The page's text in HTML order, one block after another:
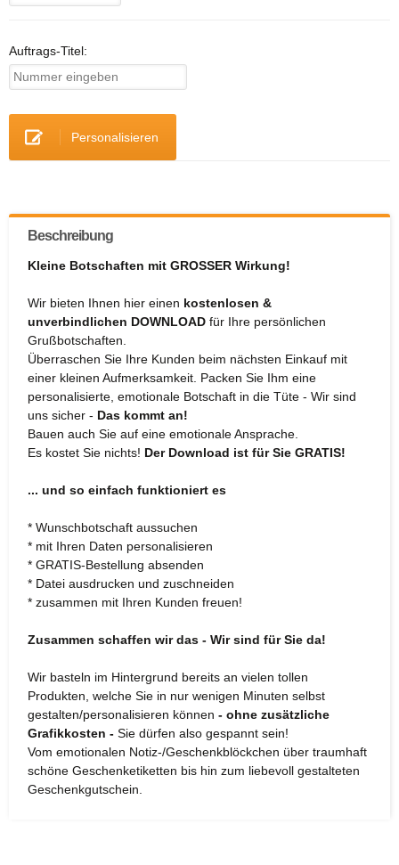
Auftrags-Titel:
Personalisieren
Beschreibung
Kleine Botschaften mit GROSSER Wirkung!
Wir bieten Ihnen hier einen kostenlosen &
unverbindlichen DOWNLOAD für Ihre persönlichen
Grußbotschaften.
Überraschen Sie Ihre Kunden beim nächsten Einkauf mit
einer kleinen Aufmerksamkeit. Packen Sie Ihm eine
personalisierte, emotionale Botschaft in die Tüte - Wir sind
uns sicher - Das kommt an!
Bauen auch Sie auf eine emotionale Ansprache.
Es kostet Sie nichts! Der Download ist für Sie GRATIS!
... und so einfach funktioniert es
* Wunschbotschaft aussuchen
* mit Ihren Daten personalisieren
* GRATIS-Bestellung absenden
* Datei ausdrucken und zuschneiden
* zusammen mit Ihren Kunden freuen!
Zusammen schaffen wir das - Wir sind für Sie da!
Wir basteln im Hintergrund bereits an vielen tollen
Produkten, welche Sie in nur wenigen Minuten selbst
gestalten/personalisieren können - ohne zusätzliche
Grafikkosten - Sie dürfen also gespannt sein!
Vom emotionalen Notiz-/Geschenkblöckchen über traumhaft
schöne Geschenketiketten bis hin zum liebevoll gestalteten
Geschenkgutschein.